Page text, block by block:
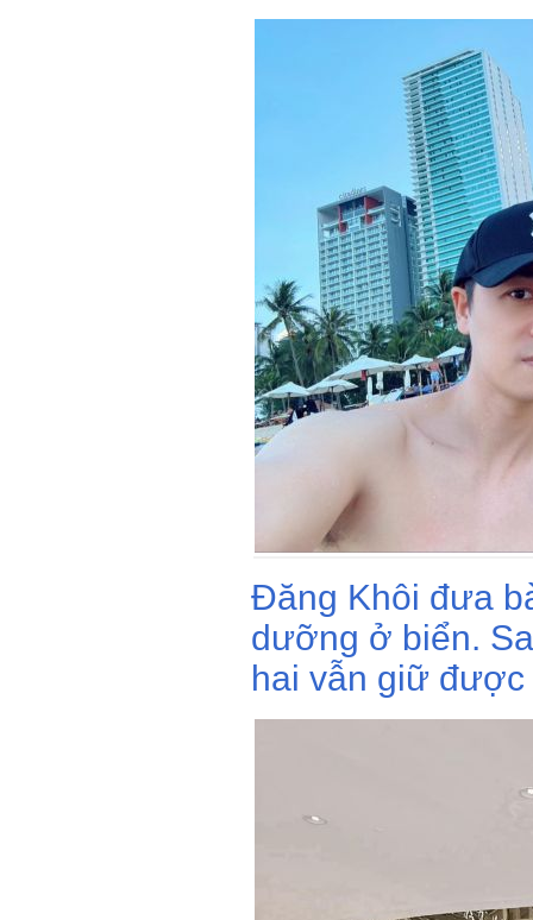
Đăng Khôi đưa
dưỡng ở biển.
hai vẫn giữ được